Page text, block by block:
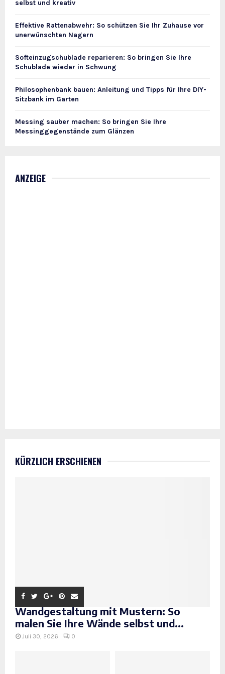
selbst und kreativ
Effektive Rattenabwehr: So schützen Sie Ihr Zuhause vor
unerwünschten Nagern
Softeinzugschublade reparieren: So bringen Sie Ihre
Schublade wieder in Schwung
Philosophenbank bauen: Anleitung und Tipps für Ihre DIY-
Sitzbank im Garten
Messing sauber machen: So bringen Sie Ihre
Messinggegenstände zum Glänzen
ANZEIGE
KÜRZLICH ERSCHIENEN
Wandgestaltung mit Mustern: So
malen Sie Ihre Wände selbst und...
Juli 30, 2026 0